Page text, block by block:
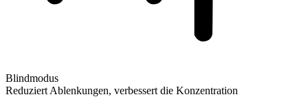
Blindmodus
Reduziert Ablenkungen, verbessert die Konzentration